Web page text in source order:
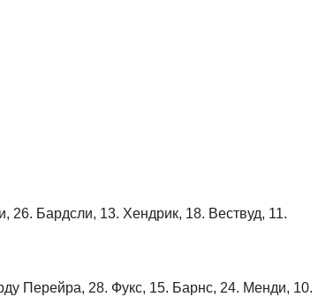
26. Бардсли, 13. Хендрик, 18. Вествуд, 11.
Перейра, 28. Фукс, 15. Барнс, 24. Менди, 10.